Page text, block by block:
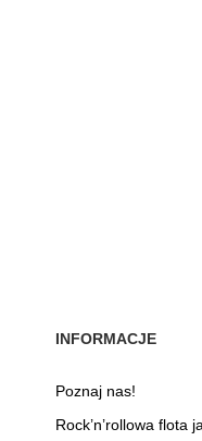
INFORMACJE
Poznaj nas!
Rock’n’rollowa flota